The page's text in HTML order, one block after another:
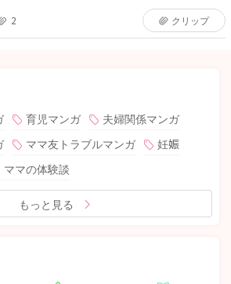
2 クリップ
育児マンガ
夫婦関係マンガ
ママ友トラブルマンガ
妊娠
ママの体験談
もっと見る